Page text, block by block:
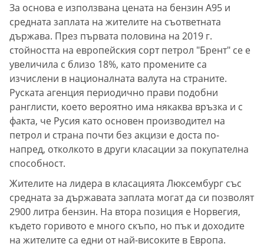
За основа е използвана цената на бензин A95 и
средната заплата на жителите на съответната
държава. През първата половина на 2019 г.
стойността на европейския сорт петрол "Брент" се е
увеличила с близо 18%, като промените са
изчислени в националната валута на страните.
Руската агенция периодично прави подобни
ранглисти, което вероятно има някаква връзка и с
факта, че Русия като основен производител на
петрол и страна почти без акцизи е доста по-
напред, отколкото в други класации за покупателна
способност.
Жителите на лидера в класацията Люксембург със
средната за държавата заплата могат да си позволят
2900 литра бензин. На втора позиция е Норвегия,
където горивото е много скъпо, но пък и доходите
на жителите са едни от най-високите в Европа.